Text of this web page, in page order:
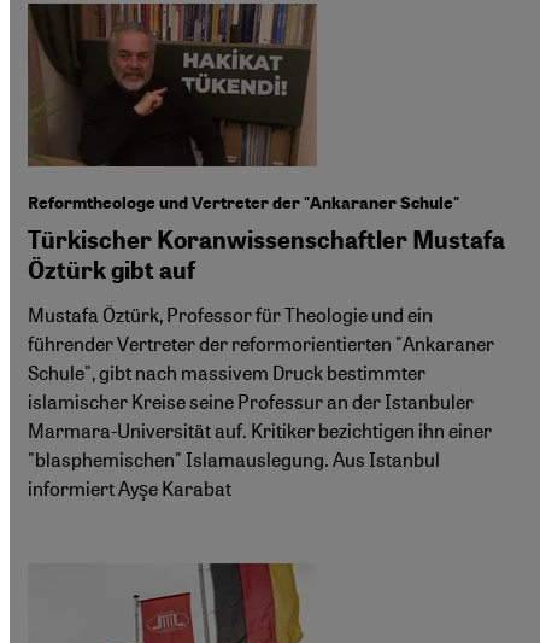
Reformtheologe und Vertreter der "Ankaraner Schule"
Türkischer Koranwissenschaftler Mustafa
Öztürk gibt auf
Mustafa Öztürk, Professor für Theologie und ein
führender Vertreter der reformorientierten "Ankaraner
Schule", gibt nach massivem Druck bestimmter
islamischer Kreise seine Professur an der Istanbuler
Marmara-Universität auf. Kritiker bezichtigen ihn einer
"blasphemischen" Islamauslegung. Aus Istanbul
informiert Ayşe Karabat